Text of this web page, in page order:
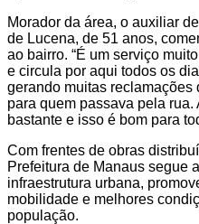
Morador da área, o auxiliar
de Lucena, de 51 anos,
ao bairro. “É um serviço
e circula por aqui todos os
gerando muitas
para quem passava pela
bastante e isso é bom para
Com frentes de obras
Prefeitura de Manaus segue
infraestrutura urbana,
mobilidade e melhores
população.